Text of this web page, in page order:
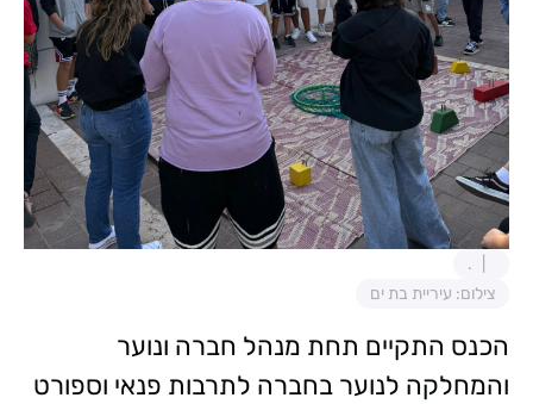
.
צילום: עיריית בת ים
הכנס התקיים תחת מנהל חברה ונוער
והמחלקה לנוער בחברה לתרבות פנאי וספורט